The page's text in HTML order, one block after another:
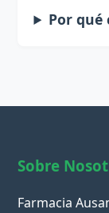
Por qué
Sobre
Farmacia